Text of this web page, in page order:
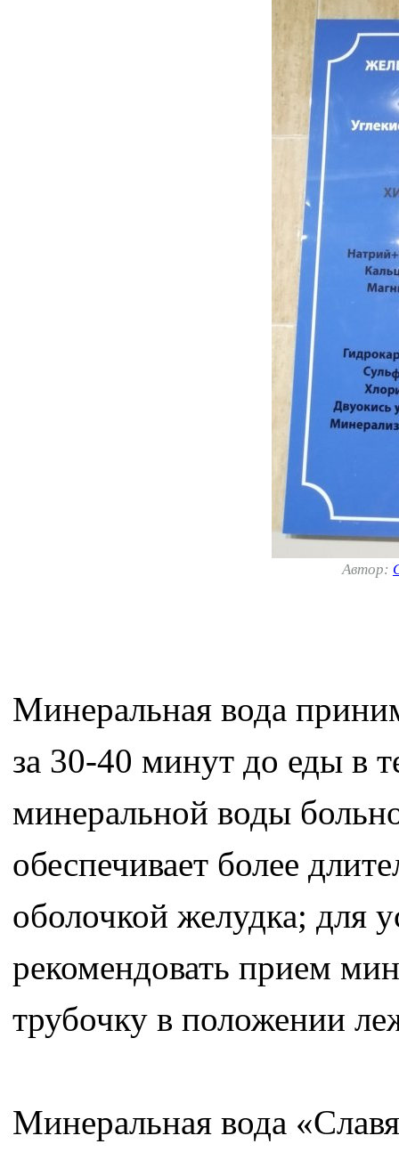
Автор:
Минеральная вода
за 30-40 минут до еды в
минеральной воды
обеспечивает более
оболочкой желудка; для
рекомендовать прием
трубочку в положении
Минеральная вода